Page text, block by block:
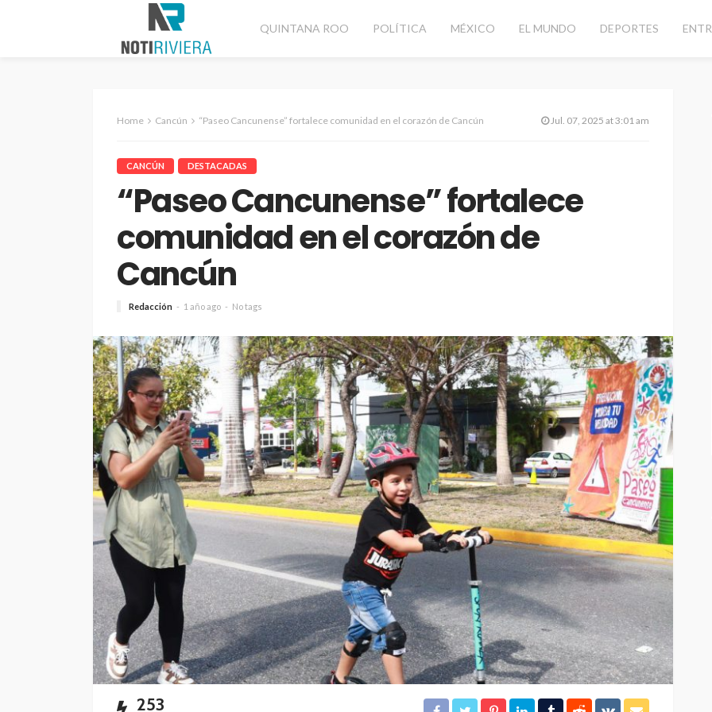
QUINTANA ROO POLÍTICA MÉXICO EL MUNDO DEPORTES
Home Cancún “Paseo Cancunense” fortalece comunidad en el corazón de Cancún Jul. 07, 2025 at 3:01 am
CANCÚN DESTACADAS
“Paseo Cancunense” fortalece
comunidad en el corazón de
Cancún
Redacción 1 año ago No tags
253
CANCÚN DESTACADAS
Impulsan simplificación
administrativa y
digitalización de trámites
Redacción 8 horas ago 23
CANCÚN DESTACADAS
Gobierno de BJ clausura el
desarrollo irregular
“Mayorales”
Redacción 8 horas ago